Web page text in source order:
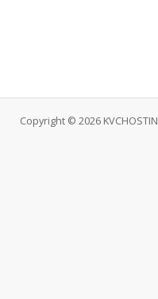
Copyright © 2026